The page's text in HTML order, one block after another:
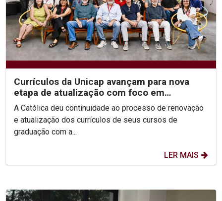
Currículos da Unicap avançam para nova
etapa de atualização com foco em
competências e habilidades
A Católica deu continuidade ao processo de renovação
e atualização dos currículos de seus cursos de
graduação com a...
LER MAIS